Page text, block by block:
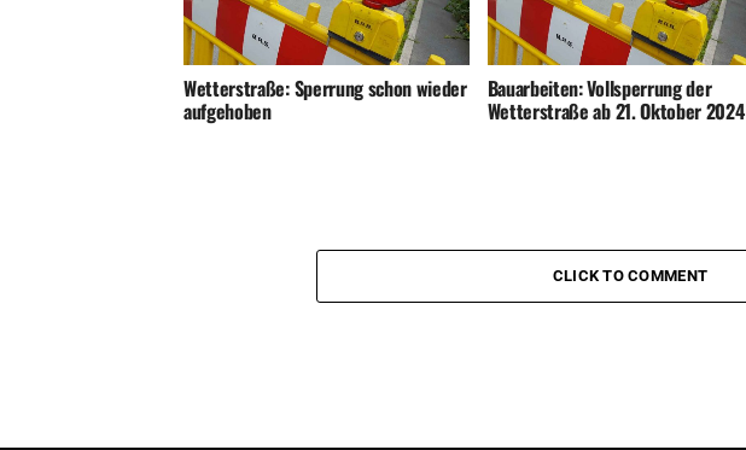
Wetterstraße: Sperrung schon wieder
aufgehoben
Bauarbeiten: Vollsperrung der
Wetterstraße ab 21. Oktober 2024
CLICK TO COMMENT